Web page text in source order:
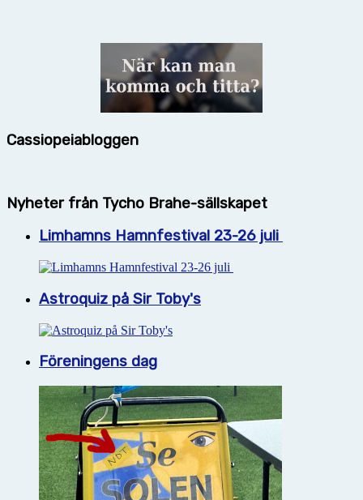
Cassiopeiabloggen
Nyheter från Tycho Brahe-sällskapet
Limhamns Hamnfestival 23-26 juli
Astroquiz på Sir Toby's
Föreningens dag